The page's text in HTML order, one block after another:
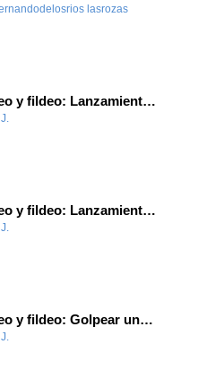
lasrozas-
Juegos de bateo y fildeo: Lanzamiento de mano baja.
Juegos de bateo y fildeo: Lanzamiento 3 dedos
Juegos de bateo y fildeo: Golpear una pelota con bate y soporte.